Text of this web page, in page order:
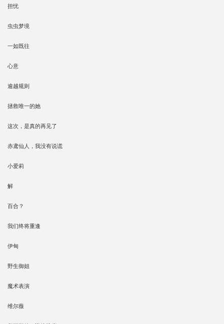
担忧
虫虫梦境
一如既往
心意
逾越规则
拯救唯一的她
这次，是真的再见了
赤鸢仙人，我没有说谎
小爱莉
解
百合？
我们终将重逢
伊甸
野生御姐
魔术表演
维尔薇